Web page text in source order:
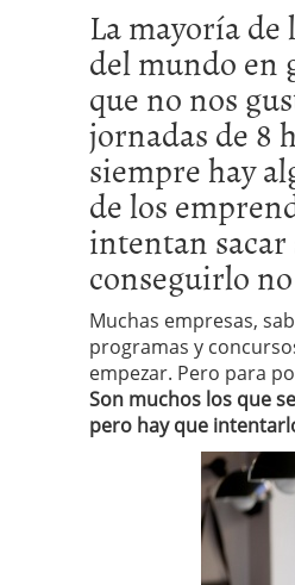
llegar
tarde
16
de abril
de 2026
acelera
Meses
compras
Planificar
a los
¿Cuánto
La mayoría de
del mundo en
que no nos
jornadas de 8
siempre hay
de los
intentan sacar
conseguirlo
Muchas empresas,
programas y
empezar. Pero para
Son muchos los que
pero hay que